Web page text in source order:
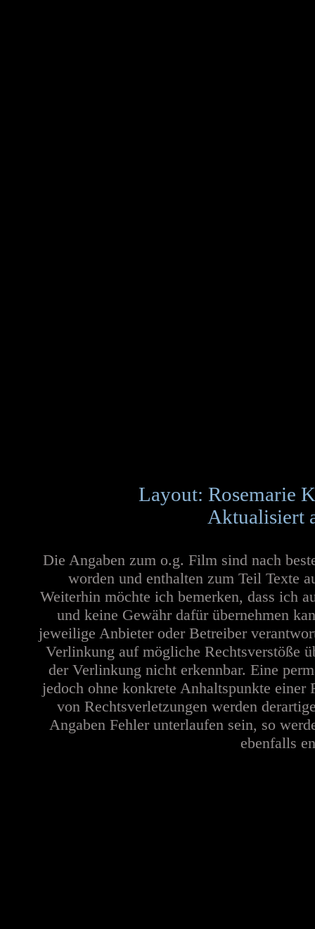
Layout: Rosemarie
Aktualisiert
Die Angaben zum o.g. Film sind nach
worden und enthalten zum Teil Texte
Weiterhin möchte ich bemerken, dass ich
und keine Gewähr dafür übernehmen
jeweilige Anbieter oder Betreiber
Verlinkung auf mögliche Rechtsverstöße
der Verlinkung nicht erkennbar. Eine
jedoch ohne konkrete Anhaltspunkte
von Rechtsverletzungen werden
Angaben Fehler unterlaufen sein, so
ebenfalls